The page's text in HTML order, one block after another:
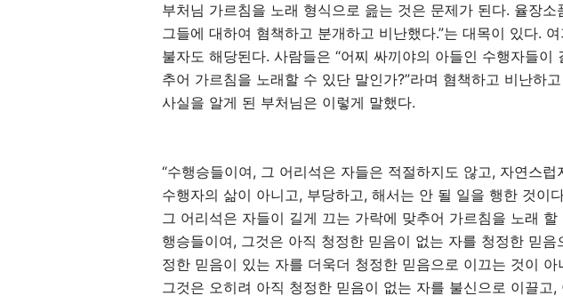
부처님 가르침을 노래 형식으로 읊는 것은 문제가 된다. 율장소
그들에 대하여 혐책하고 분개하고 비난했다.”는 대목이 있다.
불자도 해당된다. 사람들은 “어찌 싸끼야의 아들인 수행자들이
추어 가르침을 노래할 수 있단 말인가?”라며 혐책하고 비난하
사실을 알게 된 부처님은 이렇게 말했다.
“수행승들이여, 그 어리석은 자들은 적절하지도 않고, 자연스럽
수행자의 삶이 아니고, 부당하고, 해서는 안 될 일을 행한 것이
그 어리석은 자들이 길게 끄는 가락에 맞추어 가르침을 노래
행승들이여, 그것은 아직 청정한 믿음이 없는 자를 청정한 믿음
정한 믿음이 있는 자를 더욱더 청정한 믿음으로 이끄는 것이 아
그것은 오히려 아직 청정한 믿음이 없는 자를 불신으로 이끌고,